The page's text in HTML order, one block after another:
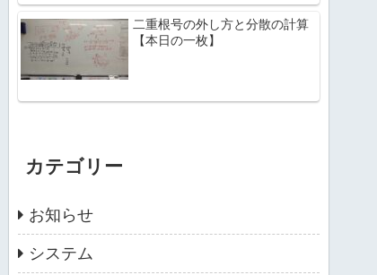
二重根号の外し方と分散の計算
【本日の一枚】
カテゴリー
お知らせ
システム